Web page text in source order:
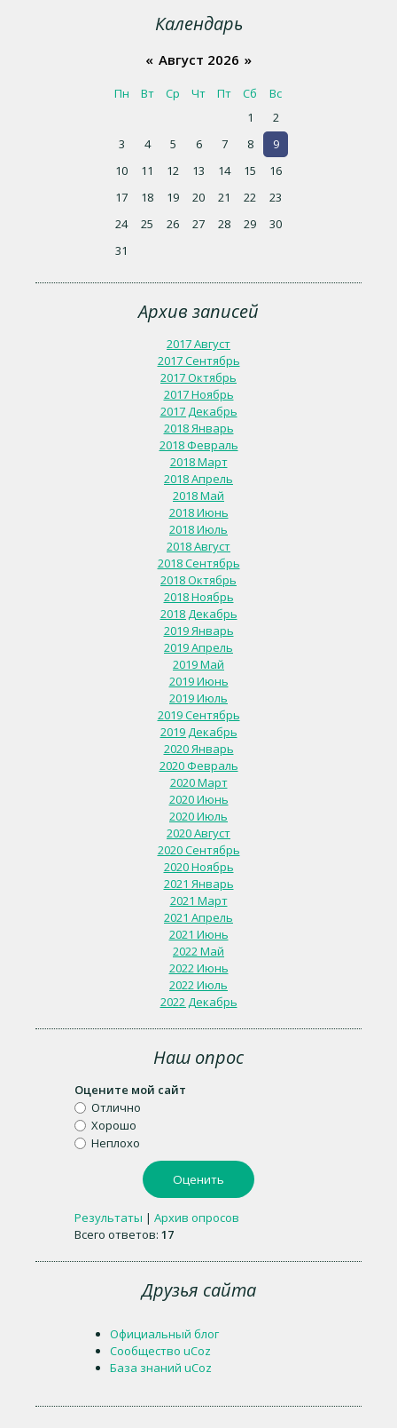
Календарь
« Август 2026 »
Пн Вт Ср Чт Пт Сб
Вс
1
2
3
4 5 6 7 8
9
10
11 12 13 14 15
16
17
18 19 20 21 22
23
24
25 26 27 28 29
30
31
Архив записей
2017 Август
2017 Сентябрь
2017 Октябрь
2017 Ноябрь
2017 Декабрь
2018 Январь
2018 Февраль
2018 Март
2018 Апрель
2018 Май
2018 Июнь
2018 Июль
2018 Август
2018 Сентябрь
2018 Октябрь
2018 Ноябрь
2018 Декабрь
2019 Январь
2019 Апрель
2019 Май
2019 Июнь
2019 Июль
2019 Сентябрь
2019 Декабрь
2020 Январь
2020 Февраль
2020 Март
2020 Июнь
2020 Июль
2020 Август
2020 Сентябрь
2020 Ноябрь
2021 Январь
2021 Март
2021 Апрель
2021 Июнь
2022 Май
2022 Июнь
2022 Июль
2022 Декабрь
Наш опрос
Оцените мой сайт
Отлично
Хорошо
Неплохо
Результаты | Архив опросов
Всего ответов: 17
Друзья сайта
Официальный блог
Сообщество uCoz
База знаний uCoz